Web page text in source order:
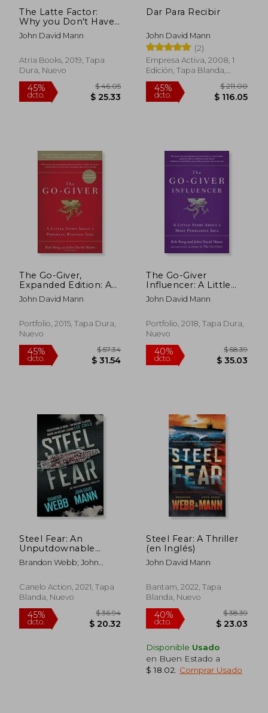
The Latte Factor:
Why you Don't Have
to be Rich to Live
Rich (en Inglés)
John David Mann
Atria Books, 2019, Tapa
Dura, Nuevo
45%
dcto.
Dar Para Recibir
John David Mann
(2)
Empresa Activa, 2008, 1
Edición, Tapa Blanda,
Usado
45%
dcto.
The Go-Giver,
Expanded Edition: A
Little Story About a
Powerful Business
John David Mann
Portfolio, 2015, Tapa Dura,
Nuevo
45%
The Go-Giver
Influencer: A Little
Story About a Most
Persuasive Idea (en
John David Mann
Portfolio, 2018, Tapa Dura,
Nuevo
40%
Steel Fear: An
Unputdownable
Thriller (en Inglés)
Brandon Webb; John
Canelo Action, 2021, Tapa
Blanda, Nuevo
Steel Fear: A Thriller
(en Inglés)
John David Mann
Bantam, 2022, Tapa
Blanda, Nuevo
Disponible Usado
en Buen Estado a
$ 18.02
Comprar Usado